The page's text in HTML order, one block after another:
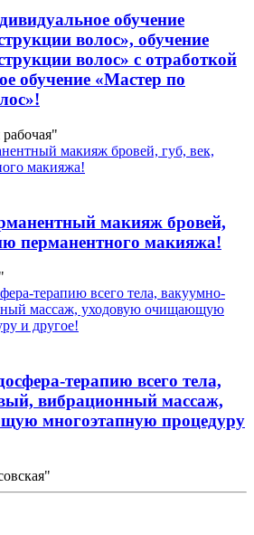
обучение
волос», обучение
волос» с отработкой
обучение «Мастер по
макияж бровей,
перманентного макияжа!
терапию всего тела,
вибрационный массаж,
многоэтапную процедуру